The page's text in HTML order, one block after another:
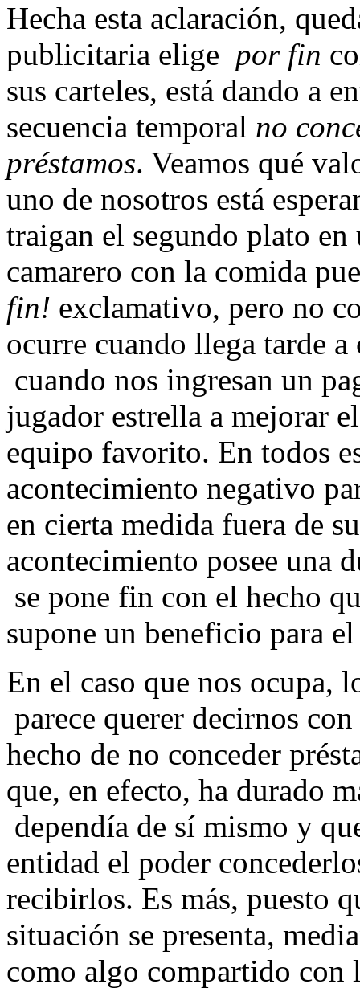
Hecha esta aclaración,
publicitaria elige por fin
sus carteles, está dando a
secuencia temporal no
préstamos. Veamos qué
uno de nosotros está
traigan el segundo plato
camarero con la comida
fin! exclamativo, pero no
ocurre cuando llega tarde a
cuando nos ingresan un
jugador estrella a mejorar
equipo favorito. En todos
acontecimiento negativo
en cierta medida fuera de
acontecimiento posee una
se pone fin con el hecho
supone un beneficio para
En el caso que nos ocupa,
parece querer decirnos
hecho de no conceder
que, en efecto, ha durado
dependía de sí mismo y
entidad el poder
recibirlos. Es más, puesto
situación se presenta,
como algo compartido con